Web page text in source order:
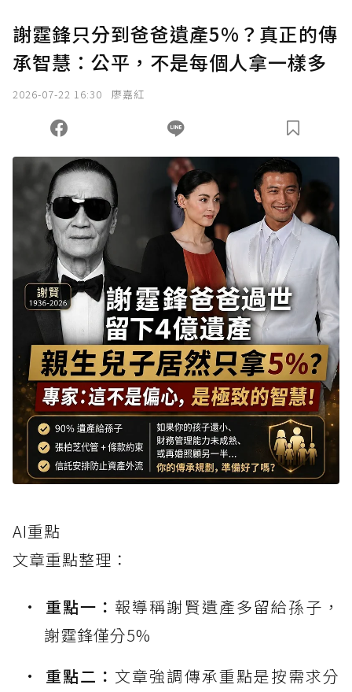
謝霆鋒只分到爸爸遺產5%？真正的傳
承智慧：公平，不是每個人拿一樣多
2026-07-22 16:30 廖嘉紅
AI重點
文章重點整理：
重點一： 報導稱謝賢遺產多留給孫子，
謝霆鋒僅分5%
重點二： 文章強調傳承重點是按需求分